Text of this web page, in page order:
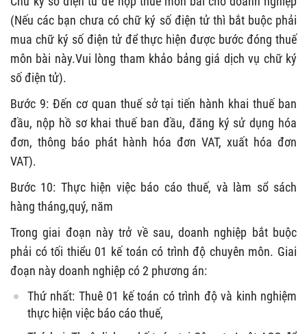
(Nếu các bạn chưa có chữ ký số điện tử thì bắt buộc phải
mua chữ ký số điện tử để thực hiện được bước đóng thuế
môn bài này.Vui lòng tham khảo bảng giá dịch vụ chữ ký
số điện tử).
Bước 9: Đến cơ quan thuế sở tại tiến hành khai thuế ban
đầu, nộp hồ sơ khai thuế ban đầu, đăng ký sử dụng hóa
đơn, thông báo phát hành hóa đơn VAT, xuất hóa đơn
VAT).
Bước 10: Thực hiện việc báo cáo thuế, và làm sổ sách
hàng tháng,quý, năm
Trong giai đoạn này trở về sau, doanh nghiệp bắt buộc
phải có tối thiểu 01 kế toán có trình độ chuyên môn. Giai
đoạn này doanh nghiệp có 2 phương án:
Thứ nhất: Thuê 01 kế toán có trình độ và kinh nghiệm
thực hiện việc báo cáo thuế,